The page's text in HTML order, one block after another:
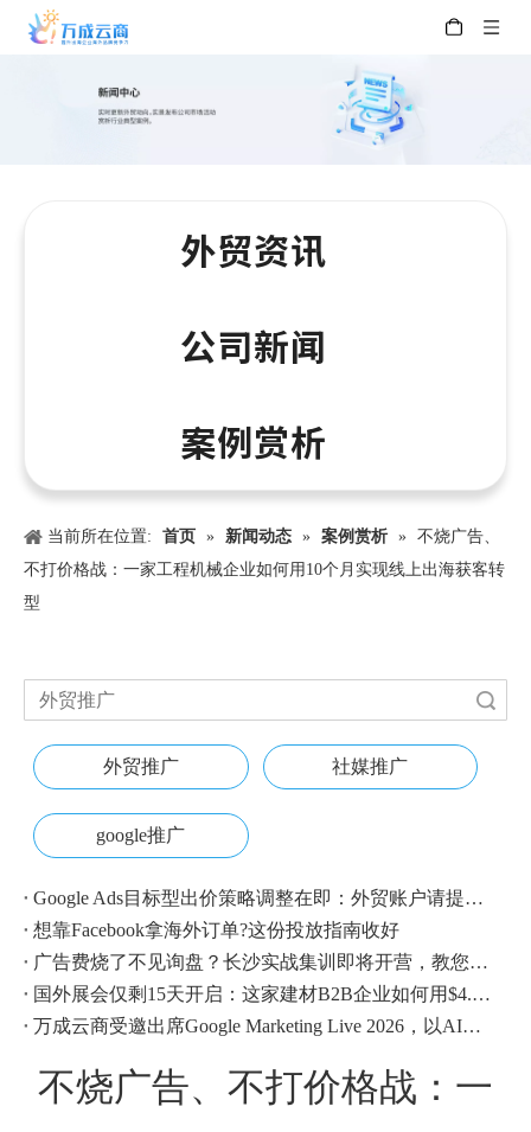
外贸资讯
公司新闻
案例赏析
当前所在位置: 首页 » 新闻动态 » 案例赏析 » 不烧广告、
不打价格战：一家工程机械企业如何用10个月实现线上出海获客转
型
外贸推广 社媒推广
google推广
Google Ads目标型出价策略调整在即：外贸账户请提前校准
想靠Facebook拿海外订单?这份投放指南收好
广告费烧了不见询盘？长沙实战集训即将开营，教您SEM投放+GEO流量收割，把预算变成真订单
国外展会仅剩15天开启：这家建材B2B企业如何用$4.1撬动近500条本地经销商线索？
万成云商受邀出席Google Marketing Live 2026，以AI之力领航出海增长新浪潮
不烧广告、不打价格战：一